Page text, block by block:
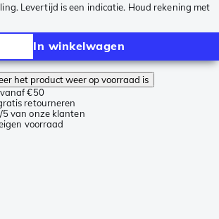
Levertijd is een indicatie. Houd rekening met
In winkelwagen
het product weer op voorraad is
€50
retourneren
van onze klanten
voorraad